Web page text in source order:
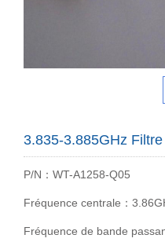
3.835-3.885GHz
P/N：WT-A1258-Q05
Fréquence centrale：
Fréquence de bande